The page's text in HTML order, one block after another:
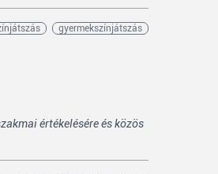
gyermekszínjátszás
értékelésére és közös